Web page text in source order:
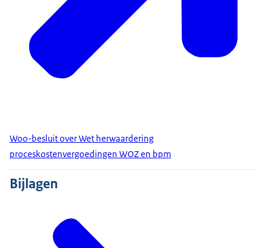
Woo-besluit over Wet herwaardering
proceskostenvergoedingen WOZ en bpm
Bijlagen